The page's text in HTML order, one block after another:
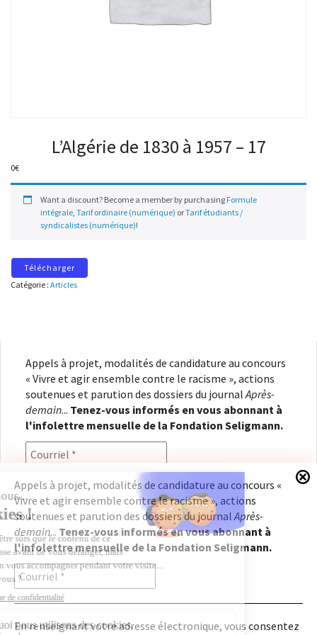
L’Algérie de 1830 à 1957 – 17
0€
Want a discount? Become a member by purchasing Formule
intégrale, Tarif ordinaire (numérique) orTarif étudiants /
syndicalistes (numérique)!
Télécharger
Catégorie : Articles
Appels à projet, modalités de candidature au concours
« Vivre et agir ensemble contre le racisme », actions
soutenues et parution des dossiers du journal Après-
demain... Tenez-vous informés en vous abonnant à
l'infolettre mensuelle de la Fondation Seligmann.
En renseignant votre adresse électronique, vous
consentez à recevoir l'infolettre de la Fondation
Seligmann, conformément à notrepolitique de
confidentialité. Il vous sera possible de vous
désabonner à tout moment.
Appels à projet, modalités de candidature au concours «
Vivre et agir ensemble contre le racisme », actions
soutenues et parution des dossiers du journalAprès-
demain... Tenez-vous informés en vous abonnant à
l'infolettre mensuelle de la Fondation Seligmann.
En renseignant votre adresse électronique, vous consentez